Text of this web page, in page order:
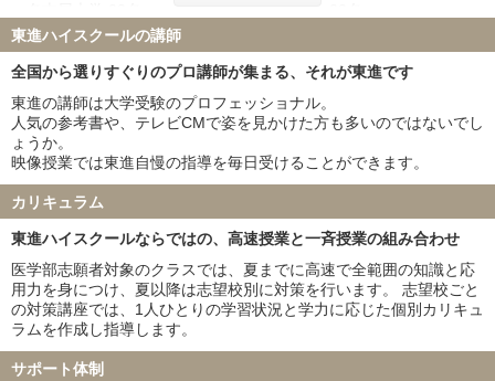
北海道大学 16名
横浜市立大学 11名
広島大学 21名
奈良県立医科大学 16名
筑波大学 18名
名古屋市立大学 14名
京都府立医科大学 9名
岡山大学 17名
信州大学 19名
金沢大学 23名
新潟大学 22名
浜松医科大学 16名
三重大学 22名
滋賀医科大学 10名
熊本大学 12名
和歌山県立医科大学 14名
群馬大学 13名
富山大学 14名
岐阜大学 23名
鹿児島大学 18名
山口大学 25名
愛媛大学 22名
香川大学 7名
福井大学 22名
東進ハイスクールの講師
全国から選りすぐりのプロ講師が集まる、それが東進です
東進の講師は大学受験のプロフェッショナル。
人気の参考書や、テレビCMで姿を見かけた方も多いのではないでし
ょうか。
映像授業では東進自慢の指導を毎日受けることができます。
カリキュラム
東進ハイスクールならではの、高速授業と一斉授業の組み合わせ
医学部志願者対象のクラスでは、夏までに高速で全範囲の知識と応
用力を身につけ、夏以降は志望校別に対策を行います。 志望校ごと
の対策講座では、1人ひとりの学習状況と学力に応じた個別カリキュ
ラムを作成し指導します。
サポート体制